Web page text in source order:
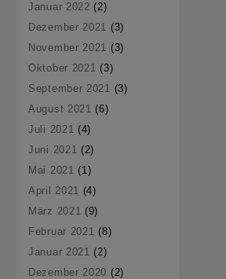
Januar 2022 (2)
Dezember 2021 (3)
November 2021 (3)
Oktober 2021 (3)
September 2021 (3)
August 2021 (6)
Juli 2021 (4)
Juni 2021 (2)
Mai 2021 (1)
April 2021 (4)
März 2021 (9)
Februar 2021 (8)
Januar 2021 (2)
Dezember 2020 (2)